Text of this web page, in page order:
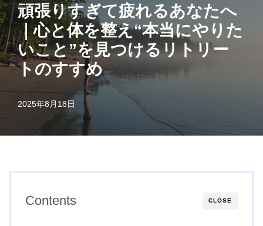
へ
ス
キ
ッ
頑張りすぎて疲れるあなたへ
｜心と体を整え“本当にやりた
いこと”を見つけるリトリー
トのすすめ
2025年8月18日
CLOSE
Contents